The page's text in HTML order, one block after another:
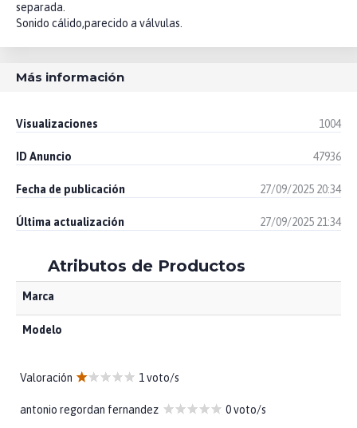
separada.
Sonido cálido,parecido a válvulas.
Más información
Visualizaciones 1004
ID Anuncio 47936
Fecha de publicación 27/09/2025 20:34
Última actualización 27/09/2025 21:34
Atributos de Productos
Marca
Modelo
Valoración 1 voto/s
antonio regordan fernandez 0 voto/s